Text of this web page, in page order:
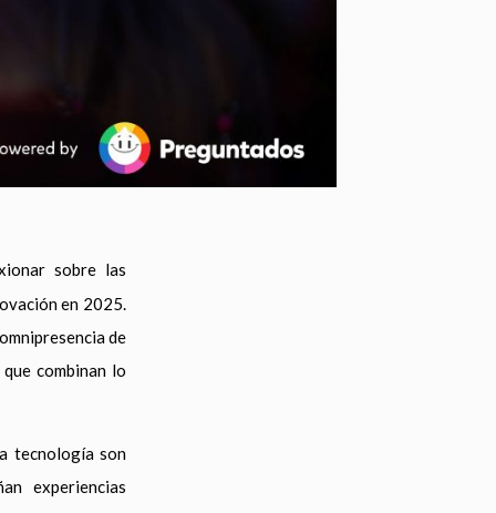
sobre las
en 2025.
de
combinan lo
tecnología son
experiencias